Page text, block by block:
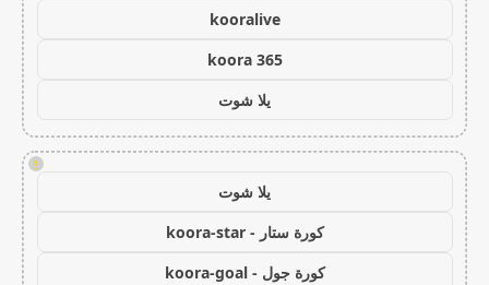
kooralive
koora 365
يلا شوت
!
يلا شوت
كورة ستار - koora-star
كورة جول - koora-goal